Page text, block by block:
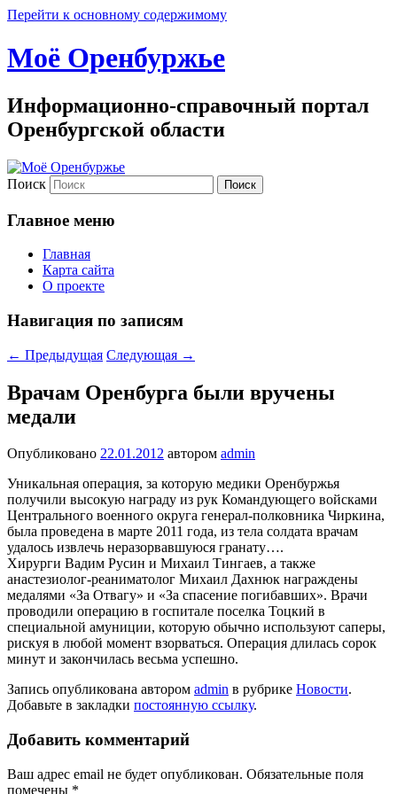
Перейти к основному содержимому
Моё Оренбуржье
Информационно-справочный портал
Оренбургской области
Поиск
Главное меню
Главная
Карта сайта
О проекте
Навигация по записям
← Предыдущая Следующая →
Врачам Оренбурга были вручены
медали
Опубликовано 22.01.2012 автором admin
Уникальная операция, за которую медики Оренбуржья
получили высокую награду из рук Командующего войсками
Центрального военного округа генерал-полковника Чиркина,
была проведена в марте 2011 года, из тела солдата врачам
удалось извлечь неразорвавшуюся гранату….
Хирурги Вадим Русин и Михаил Тингаев, а также
анастезиолог-реаниматолог Михаил Дахнюк награждены
медалями «За Отвагу» и «За спасение погибавших». Врачи
проводили операцию в госпитале поселка Тоцкий в
специальной амуниции, которую обычно используют саперы,
рискуя в любой момент взорваться. Операция длилась сорок
минут и закончилась весьма успешно.
Запись опубликована автором admin в рубрике Новости.
Добавьте в закладки постоянную ссылку.
Добавить комментарий
Ваш адрес email не будет опубликован. Обязательные поля
помечены *